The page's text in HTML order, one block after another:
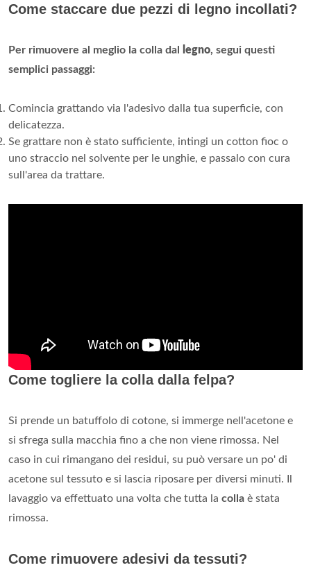
Come staccare due pezzi di legno incollati?
Per rimuovere al meglio la colla dal legno, segui questi
semplici passaggi:
Comincia grattando via l'adesivo dalla tua superficie, con
delicatezza.
Se grattare non è stato sufficiente, intingi un cotton fioc o
uno straccio nel solvente per le unghie, e passalo con cura
sull'area da trattare.
Come togliere la colla dalla felpa?
Si prende un batuffolo di cotone, si immerge nell'acetone e
si sfrega sulla macchia fino a che non viene rimossa. Nel
caso in cui rimangano dei residui, su può versare un po' di
acetone sul tessuto e si lascia riposare per diversi minuti. Il
lavaggio va effettuato una volta che tutta la colla è stata
rimossa.
Come rimuovere adesivi da tessuti?